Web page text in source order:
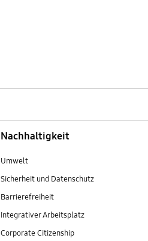
Nachhaltigkeit
Umwelt
Sicherheit und Datenschutz
Barrierefreiheit
Integrativer Arbeitsplatz
Corporate Citizenship